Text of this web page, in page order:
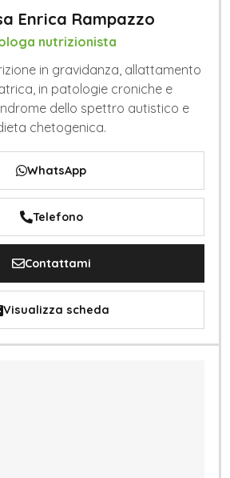
Enrica Rampazzo
nutrizionista
in gravidanza, allattamento
in patologie croniche e
dello spettro autistico e
chetogenica.
WhatsApp
Telefono
Contattami
Visualizza scheda